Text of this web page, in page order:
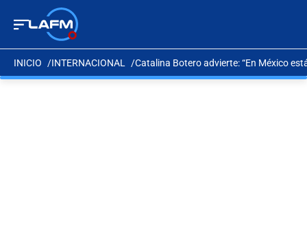
INICIO INTERNACIONAL Catalina Botero advierte: “En México